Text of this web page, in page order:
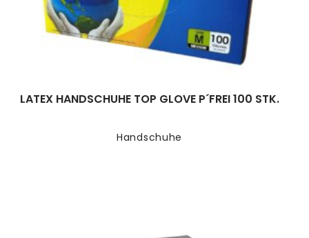
Handschuhe
LATEX HANDSCHUHE TOP GLOVE P´FREI 100 STK.